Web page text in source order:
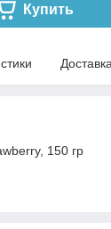
Купить
Доставка
150 гр